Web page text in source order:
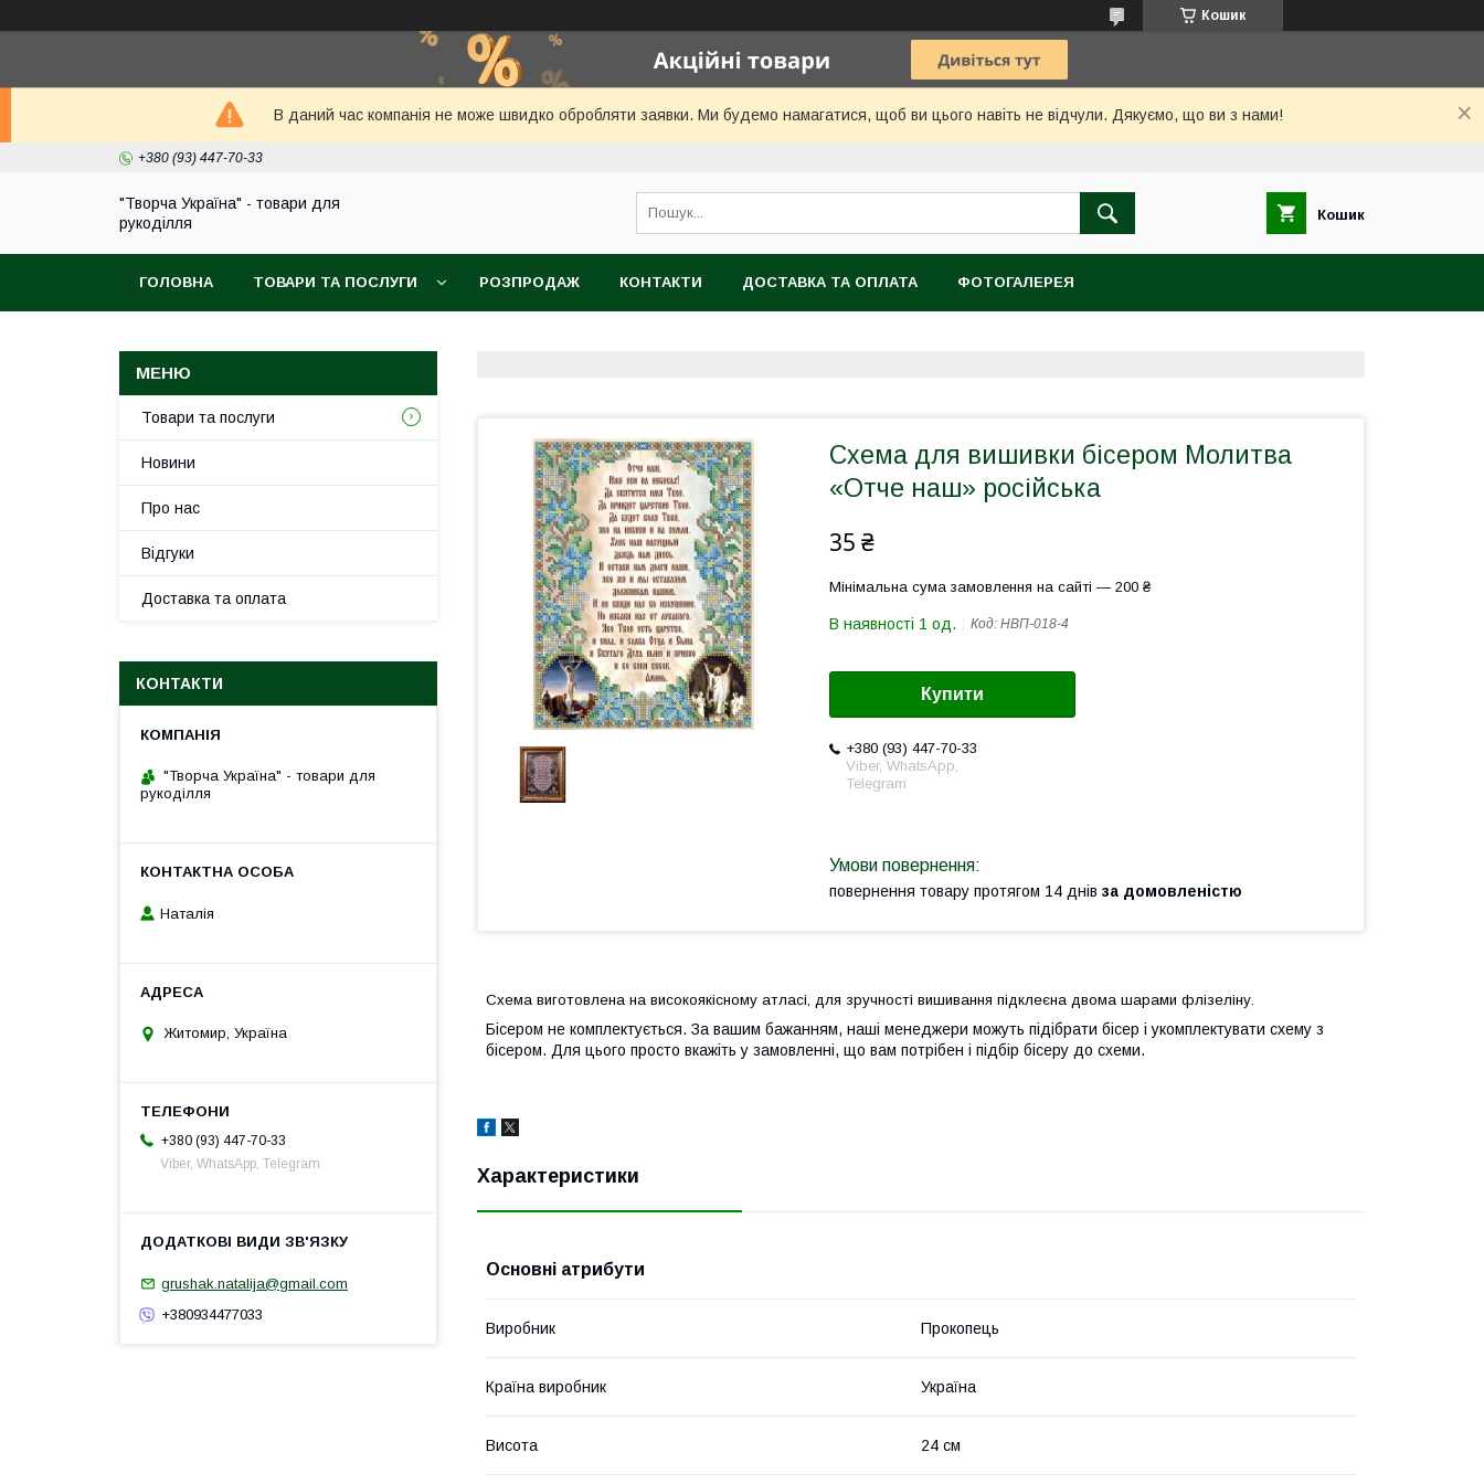
Кошик
В даний час компанія не може швидко обробляти заявки. Ми будемо намагатися, щоб ви цього навіть не відчули. Дякуємо, що ви з нами!
+380 (93) 447-70-33
"Творча Україна" - товари для
рукоділля
Кошик
ГОЛОВНА ТОВАРИ ТА ПОСЛУГИ РОЗПРОДАЖ КОНТАКТИ ДОСТАВКА ТА ОПЛАТА ФОТОГАЛЕРЕЯ
Схема для вишивки бісером Молитва
«Отче наш» російська
35 ₴
Мінімальна сума замовлення на сайті — 200 ₴
В наявності 1 од. Код: НВП-018-4
Купити
+380 (93) 447-70-33
Viber, WhatsApp,
Telegram
повернення товару протягом 14 днів за домовленістю
Схема виготовлена на високоякісному атласі, для зручності вишивання підклеєна двома шарами флізеліну.
Бісером не комплектується. За вашим бажанням, наші менеджери можуть підібрати бісер і укомплектувати схему з
бісером. Для цього просто вкажіть у замовленні, що вам потрібен і підбір бісеру до схеми.
Характеристики
Основні атрибути
Виробник Прокопець
Країна виробник Україна
Висота 24 см
Товари та послуги
Новини
Про нас
Відгуки
Доставка та оплата
КОНТАКТИ
"Творча Україна" - товари для
рукоділля
Наталія
Житомир, Україна
+380 (93) 447-70-33
Viber, WhatsApp, Telegram
grushak.natalija@gmail.com
+380934477033